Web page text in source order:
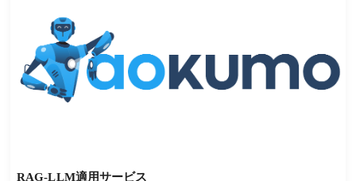
RAG-LLM適用サービス